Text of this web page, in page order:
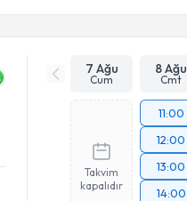
7 Ağu
Cum
8 Ağu
Cmt
Takvim
kapalıdır
11:00
12:00
13:00
14:00